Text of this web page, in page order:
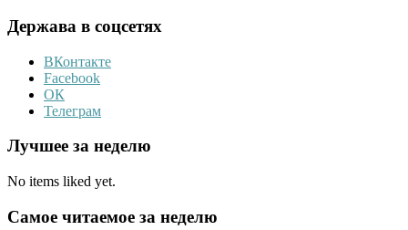
Держава в соцсетях
ВКонтакте
Facebook
ОК
Телеграм
Лучшее за неделю
No items liked yet.
Самое читаемое за неделю